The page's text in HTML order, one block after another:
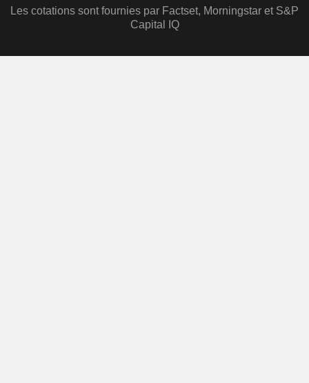
Les cotations sont fournies par Factset, Morningstar et S&P
Capital IQ